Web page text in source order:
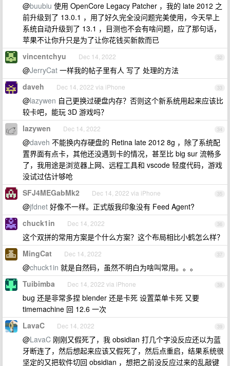
@buubiu 使用 OpenCore Legacy Patcher ，我的 late 2012 之
前升级到了 13.0.1 ，用了好久完全没问题完美使用，今天早上
系统自动升级到了 13.1 ，目测也不会有啥问题，应了那句话，
苹果不让你升只是为了让你花钱买新款而已
32
vincentchyu Dec 14, 2022
@JerryCat 一样我的帖子里有人 写了 处理的方法
33
daveh Dec 14, 2022 via iPhone
@lazywen 自己更换过硬盘内存？否则这个新系统用起来应该比
较卡吧，能玩 3D 游戏吗？
34
lazywen Dec 14, 2022
@daveh 不能换内存硬盘的 Retina late 2012 8g ，除了系统配
置界面有点卡，其他还没遇到卡的情况，甚至比 big sur 流畅多
了，我用途是浏览器上网、远程工具和 vscode 轻度代码，游戏
没试过估计够呛
35
SFJ4MEGabMk2 Dec 14, 2022 via iPhone
@jfdnet 好像不一样。正式版我印象没有 Feed Agent?
36
chuck1in Dec 14, 2022
这个双拼的常用方案是个什么方案？这个布局相比小鹤怎么样？
37
MingCat Dec 14, 2022
@chuck1in 就是自然码，虽然不明白为啥叫常用。。。
38
Tuibimba Dec 14, 2022 via iPhone
bug 还是非常多捏 blender 还是卡死 设置菜单卡死 又要
timemachine 回 12.6 一次
39
LavaC Dec 14, 2022
@LavaC 刚刚又假死了，我 obsidian 打几个字没反应还以为蓝
牙断连了，然后想起来应该又假死了，然后点重启，结果系统很
坚定的又把软件切回 obsidian ，想把之前没反应过来的乱敲键